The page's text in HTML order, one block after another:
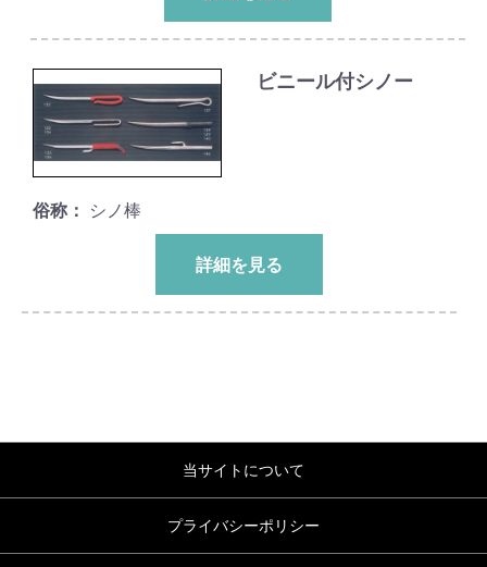
ビニール付シノー
俗称： シノ棒
詳細を見る
当サイトについて
プライバシーポリシー